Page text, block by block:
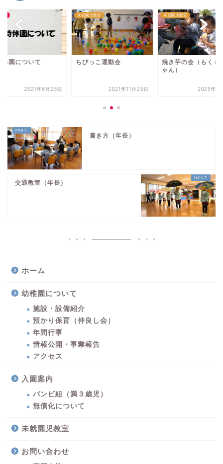
休園について
2021年8月25日
未就園児教室
ちびっこ運動会
2021年11月25日
未就園児教室
焼き芋の会（もくも
ゃん）
2023年11
書き方（年長）
交通教室（年長）
ホーム
幼稚園について
施設・設備紹介
預かり保育（仲良し会）
年間行事
情報公開・事業報告
アクセス
入園案内
バンビ組（満３歳児）
無償化について
未就園児教室
お問い合わせ